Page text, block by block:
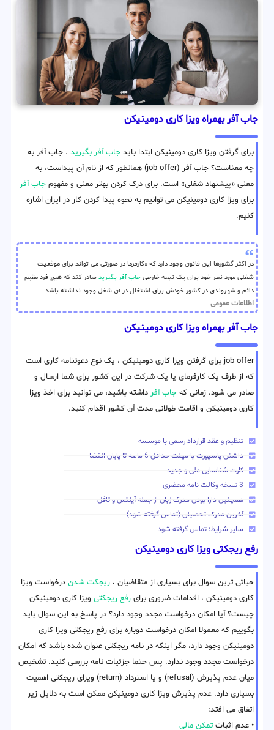
جاب آفر بهمراه ویزا کاری دومینیکن
برای گرفتن ویزا کاری دومینیکن ابتدا باید جاب آفر بگیرید . جاب آفر به
چه معناست؟ جاب آفر (job offer) همانطور که از نام آن پیداست، به
معنی «پیشنهاد شغلی» است. برای درک کردن بهتر معنی و مفهوم جاب آفر
برای ویزا کاری دومینیکن می توانیم به نحوه پیدا کردن کار در ایران اشاره
کنیم.
در اکثر گشورها این قانون وجود دارد که «کارفرما در صورتی می تواند برای موقعیت
شغلی مورد نظر خود برای یک تبعه خارجی جاب آفر بگیرید صادر کند که هیچ فرد مقیم
دائم و شهروندی در کشور خودش برای اشتغال در آن شغل وجود نداشته باشد.
اطلاعات عمومی
جاب آفر بهمراه ویزا کاری دومینیکن
job offer برای گرفتن ویزا کاری دومینیکن ، یک نوع دعوتنامه کاری است
که از طرف یک کارفرمای یا یک شرکت در این کشور برای شما ارسال و
صادر می شود. زمانی که جاب آفر داشته باشید، می توانید برای اخذ ویزا
کاری دومینیکن و اقامت طولانی مدت آن کشور اقدام کنید.
تنظیم و عقد قرارداد رسمی با موسسه
داشتن پاسپورت با مهلت حداقل 6 ماهه تا پایان انقضا
کارت شناسایی ملی و جدید
3 نسخه وکالت نامه محضری
همچنین دارا بودن مدرک زبان از جمله آیلتس و تافل
آخرین مدرک تحصیلی (تماس گرفته شود)
سایر شرایط: تماس گرفته شود
رفع ریجکتی ویزا کاری دومینیکن
حیاتی ترین سوال برای بسیاری از متقاضیان ، ریجکت شدن درخواست ویزا
کاری دومینیکن ، اقدامات ضروری برای رفع ریجکتی ویزا کاری دومینیکن
چیست؟ آیا امکان درخواست مجدد وجود دارد؟ در پاسخ به این سوال باید
بگوییم که معمولا امکان درخواست دوباره برای رفع ریجکتی ویزا کاری
دومینیکن وجود دارد، مگر اینکه در نامه ریجکتی عنوان شده باشد که امکان
درخواست مجدد وجود ندارد. پس حتما جزئیات نامه بررسی کنید. تشخیص
میان عدم پذیرش (refusal) و یا استرداد (return) ویزای ریجکتی اهمیت
بسیاری دارد. عدم پذیرش ویزا کاری دومینیکن ممکن است به دلایل زیر
اتفاق می افتد:
• عدم اثبات تمکن مالی